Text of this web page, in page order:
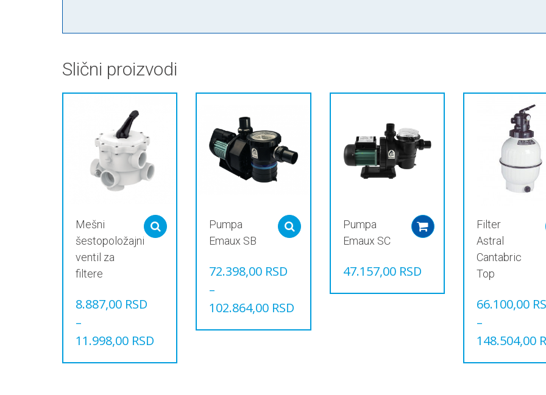
Slični proizvodi
Mešni
šestopoložajni
ventil za
filtere
8.887,00 RSD
–
11.998,00 RSD
Select options
Pumpa
Emaux SB
72.398,00 RSD
–
102.864,00 RSD
Select options
Pumpa
Emaux SC
47.157,00 RSD
Add to cart
Filter
Astral
Cantabric
Top
66.100,00
–
148.504,00